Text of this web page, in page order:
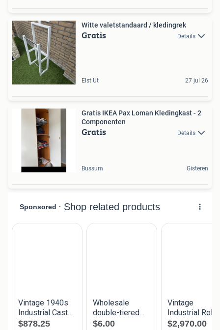
Witte valetstandaard / kledingrek
Gratis Details
Elst Ut 27 jul 26
Gratis IKEA Pax Loman Kledingkast - 2
Componenten
Gratis Details
Bussum Gisteren